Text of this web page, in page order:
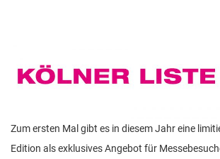
Zum ersten Mal gibt es in diesem Jahr eine
Edition als exklusives Angebot für